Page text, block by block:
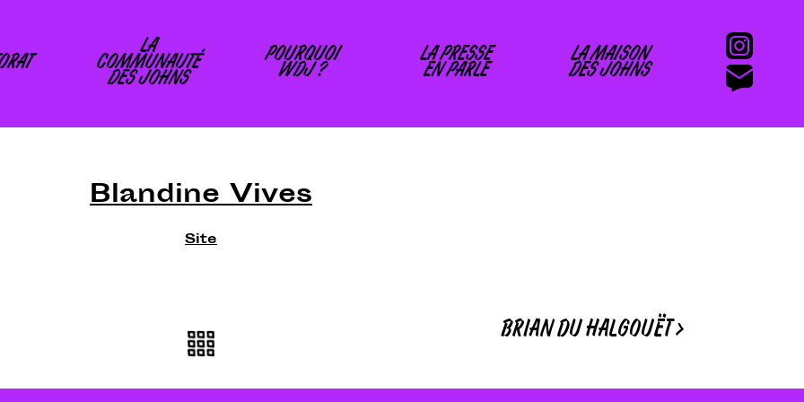
LA
COMMUNAUTÉ
DES JOHNS
POURQUOI
WDJ ?
LA PRESSE
EN PARLE
LA MAISON
DES JOHNS
Blandine Vives
Site
BRIAN DU HALGOUËT >